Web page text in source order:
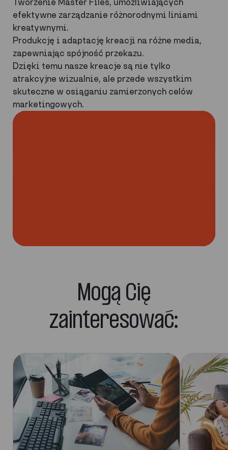
efektywne zarządzanie różnorodnymi liniami
kreatywnymi.
Produkcję i adaptację kreacji na różne media,
zapewniając spójność przekazu.
Dzięki temu nasze kreacje są nie tylko
atrakcyjne wizualnie, ale przede wszystkim
skuteczne w osiąganiu zamierzonych celów
marketingowych.
Mogą Cię
zainteresować: